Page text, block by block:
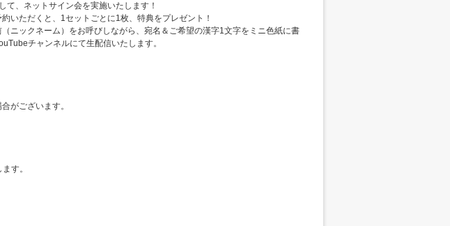
、ネットサイン会を実施いたします！
いただくと、1セットごとに1枚、特典をプレゼント！
ニックネーム）をお呼びしながら、宛名＆ご希望の漢字1文字をミニ色紙に書
チャンネルにて生配信いたします。
がございます。
す。